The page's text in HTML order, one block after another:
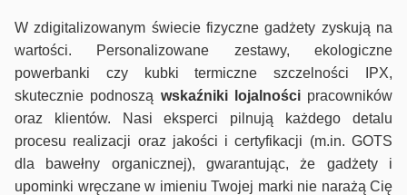
W zdigitalizowanym świecie fizyczne gadżety zyskują na
wartości. Personalizowane zestawy, ekologiczne
powerbanki czy kubki termiczne szczelności IPX,
skutecznie podnoszą wskaźniki lojalnościpracowników
oraz klientów. Nasi eksperci pilnują każdego detalu
procesu realizacji oraz jakości i certyfikacji (m.in. GOTS
dla bawełny organicznej), gwarantując, że gadżety i
upominki wręczane w imieniu Twojej marki nie narażą Cię